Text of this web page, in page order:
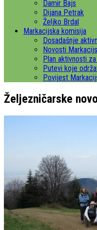
Damir Bajs
Dijana Petrak
Željko Brdal
Markacijska komisija
Dosadašnje
Novosti
Plan aktivnosti
Putevi koje
Povijest
Željezničarske